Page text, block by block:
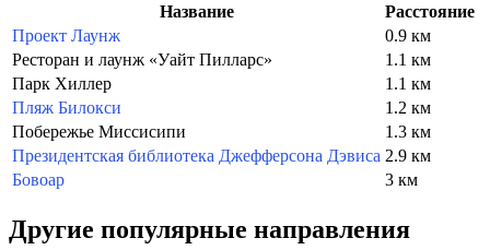
Название
Расстояние
Проект Лаунж
0.9 км
Ресторан и лаунж «Уайт Пилларс»
1.1 км
Парк Хиллер
1.1 км
Пляж Билокси
1.2 км
Побережье Миссисипи
1.3 км
Президентская библиотека Джефферсона Дэвиса 2.9 км
Бовоар
3 км
Другие популярные направления